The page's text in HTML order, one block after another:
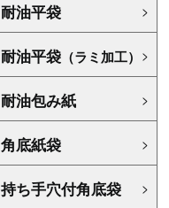
耐油平袋
耐油平袋 （ラミ加工）
耐油包み紙
角底紙袋
持ち手穴付角底袋